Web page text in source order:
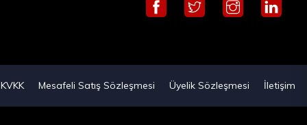
KVKK Mesafeli Satış Sözleşmesi Üyelik Sözleşmesi İletişim